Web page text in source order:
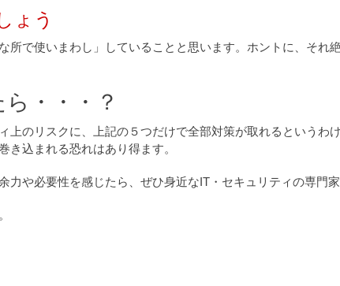
ょう
所で使いまわし」していることと思います。ホントに、それ
・・・？
上のリスクに、上記の５つだけで全部対策が取れるというわ
き込まれる恐れはあり得ます。
や必要性を感じたら、ぜひ身近なIT・セキュリティの専門家